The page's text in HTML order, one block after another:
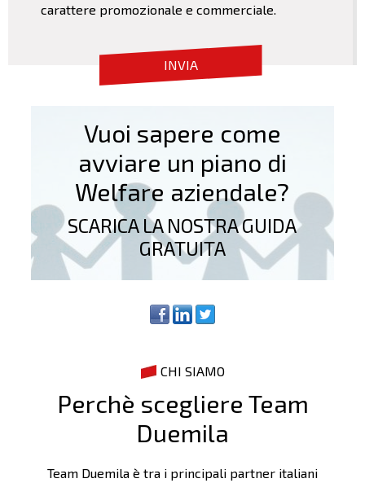
carattere promozionale e commerciale.
Vuoi sapere come
avviare un piano di
Welfare aziendale?
SCARICA LA NOSTRA GUIDA
GRATUITA
CHI SIAMO
Perchè scegliere Team
Duemila
Team Duemila è tra i principali partner italiani